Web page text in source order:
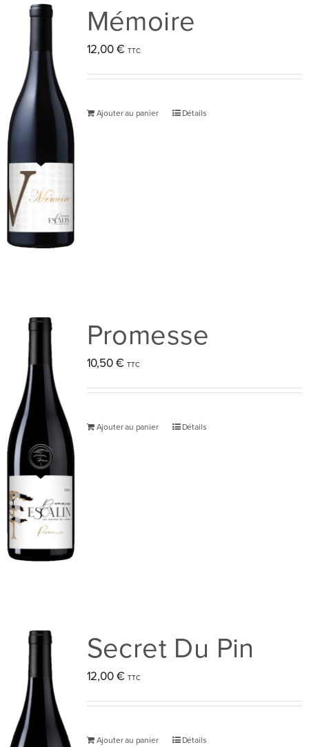
la
du
Mémoire
12,00€
Ajouter au panier Détails
Promesse
10,50€
Ajouter au panier Détails
Secret Du Pin
12,00€
Ajouter au panier Détails